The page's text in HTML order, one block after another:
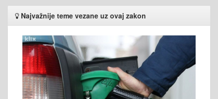
Najvažnije teme vezane uz ovaj zakon